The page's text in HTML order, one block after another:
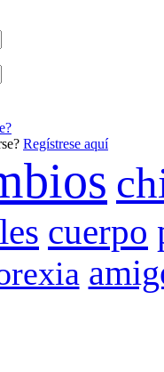
Regístrese aquí
cuerpo